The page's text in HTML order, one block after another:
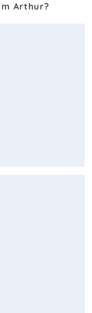
Arthur?